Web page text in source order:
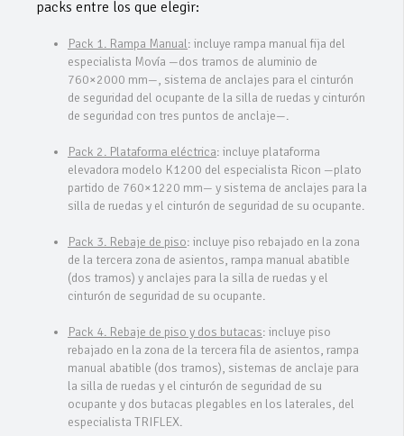
packs entre los que elegir:
Pack 1. Rampa Manual: incluye rampa manual fija del
especialista Movía —dos tramos de aluminio de
760×2000 mm—, sistema de anclajes para el cinturón
de seguridad del ocupante de la silla de ruedas y cinturón
de seguridad con tres puntos de anclaje—.
Pack 2. Plataforma eléctrica: incluye plataforma
elevadora modelo K1200 del especialista Ricon —plato
partido de 760×1220 mm— y sistema de anclajes para la
silla de ruedas y el cinturón de seguridad de su ocupante.
Pack 3. Rebaje de piso: incluye piso rebajado en la zona
de la tercera zona de asientos, rampa manual abatible
(dos tramos) y anclajes para la silla de ruedas y el
cinturón de seguridad de su ocupante.
Pack 4. Rebaje de piso y dos butacas: incluye piso
rebajado en la zona de la tercera fila de asientos, rampa
manual abatible (dos tramos), sistemas de anclaje para
la silla de ruedas y el cinturón de seguridad de su
ocupante y dos butacas plegables en los laterales, del
especialista TRIFLEX.